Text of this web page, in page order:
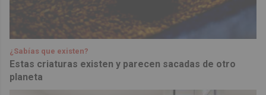
¿Sabías que existen?
Estas criaturas existen y parecen sacadas de otro
planeta